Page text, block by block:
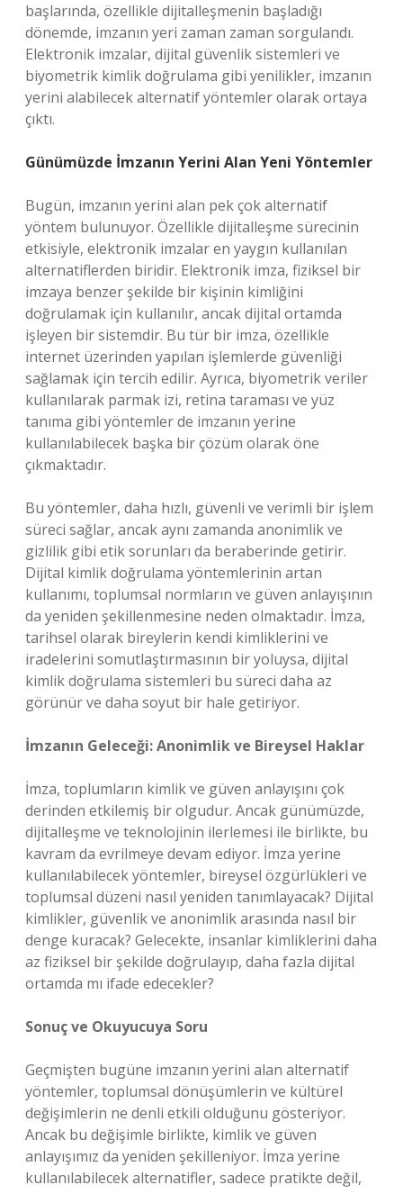
başlarında, özellikle dijitalleşmenin başladığı
dönemde, imzanın yeri zaman zaman sorgulandı.
Elektronik imzalar, dijital güvenlik sistemleri ve
biyometrik kimlik doğrulama gibi yenilikler, imzanın
yerini alabilecek alternatif yöntemler olarak ortaya
çıktı.
Günümüzde İmzanın Yerini Alan Yeni Yöntemler
Bugün, imzanın yerini alan pek çok alternatif
yöntem bulunuyor. Özellikle dijitalleşme sürecinin
etkisiyle, elektronik imzalar en yaygın kullanılan
alternatiflerden biridir. Elektronik imza, fiziksel bir
imzaya benzer şekilde bir kişinin kimliğini
doğrulamak için kullanılır, ancak dijital ortamda
işleyen bir sistemdir. Bu tür bir imza, özellikle
internet üzerinden yapılan işlemlerde güvenliği
sağlamak için tercih edilir. Ayrıca, biyometrik veriler
kullanılarak parmak izi, retina taraması ve yüz
tanıma gibi yöntemler de imzanın yerine
kullanılabilecek başka bir çözüm olarak öne
çıkmaktadır.
Bu yöntemler, daha hızlı, güvenli ve verimli bir işlem
süreci sağlar, ancak aynı zamanda anonimlik ve
gizlilik gibi etik sorunları da beraberinde getirir.
Dijital kimlik doğrulama yöntemlerinin artan
kullanımı, toplumsal normların ve güven anlayışının
da yeniden şekillenmesine neden olmaktadır. İmza,
tarihsel olarak bireylerin kendi kimliklerini ve
iradelerini somutlaştırmasının bir yoluysa, dijital
kimlik doğrulama sistemleri bu süreci daha az
görünür ve daha soyut bir hale getiriyor.
İmzanın Geleceği: Anonimlik ve Bireysel Haklar
İmza, toplumların kimlik ve güven anlayışını çok
derinden etkilemiş bir olgudur. Ancak günümüzde,
dijitalleşme ve teknolojinin ilerlemesi ile birlikte, bu
kavram da evrilmeye devam ediyor. İmza yerine
kullanılabilecek yöntemler, bireysel özgürlükleri ve
toplumsal düzeni nasıl yeniden tanımlayacak? Dijital
kimlikler, güvenlik ve anonimlik arasında nasıl bir
denge kuracak? Gelecekte, insanlar kimliklerini daha
az fiziksel bir şekilde doğrulayıp, daha fazla dijital
ortamda mı ifade edecekler?
Sonuç ve Okuyucuya Soru
Geçmişten bugüne imzanın yerini alan alternatif
yöntemler, toplumsal dönüşümlerin ve kültürel
değişimlerin ne denli etkili olduğunu gösteriyor.
Ancak bu değişimle birlikte, kimlik ve güven
anlayışımız da yeniden şekilleniyor. İmza yerine
kullanılabilecek alternatifler, sadece pratikte değil,